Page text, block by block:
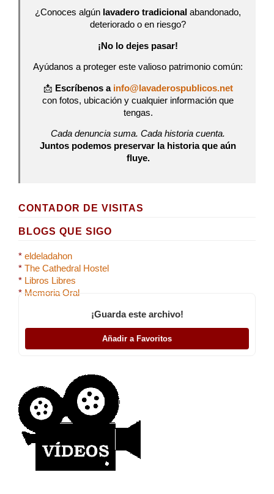
¿Conoces algún lavadero tradicional abandonado,
deteriorado o en riesgo?
¡No lo dejes pasar!
Ayúdanos a proteger este valioso patrimonio común:
📩 Escríbenos a info@lavaderospublicos.net
con fotos, ubicación y cualquier información que
tengas.
Cada denuncia suma. Cada historia cuenta.
Juntos podemos preservar la historia que aún
fluye.
CONTADOR DE VISITAS
BLOGS QUE SIGO
* eldeladahon
* The Cathedral Hostel
* Libros Libres
* Memoria Oral
¡Guarda este archivo!
Añadir a Favoritos